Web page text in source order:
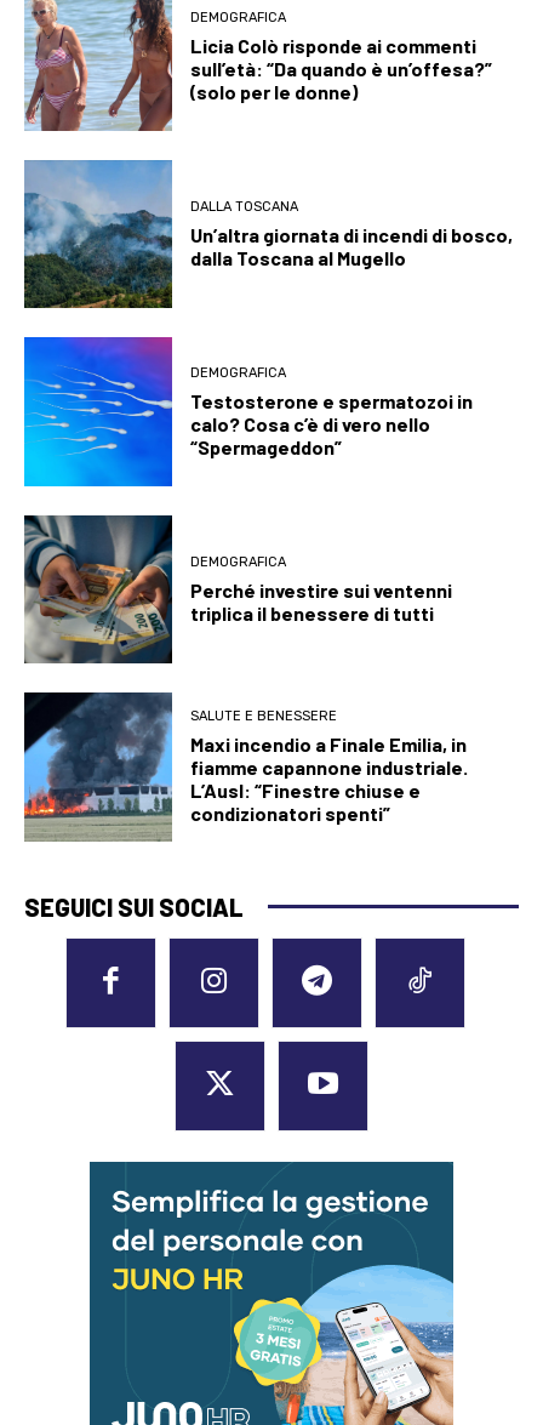
DEMOGRAFICA
Licia Colò risponde ai commenti
sull’età: “Da quando è un’offesa?”
(solo per le donne)
DALLA TOSCANA
Un’altra giornata di incendi di bosco,
dalla Toscana al Mugello
DEMOGRAFICA
Testosterone e spermatozoi in
calo? Cosa c’è di vero nello
“Spermageddon”
DEMOGRAFICA
Perché investire sui ventenni
triplica il benessere di tutti
SALUTE E BENESSERE
Maxi incendio a Finale Emilia, in
fiamme capannone industriale.
L’Ausl: “Finestre chiuse e
condizionatori spenti”
SEGUICI SUI SOCIAL